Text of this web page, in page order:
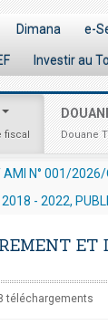
Dimana e-
Investir au
fiscal Douane
/
téléchargements